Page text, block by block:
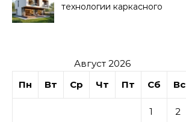
технологии каркасного
Август 2026
Пн
Вт Ср Чт Пт Сб Вс
1 2